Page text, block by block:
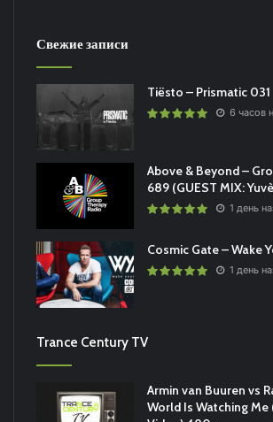
Свежие записи
Tiësto – Prismatic 031
6 часов
Above & Beyond –
689 (GUEST MIX:
1 день
Cosmic Gate – Wake
1 день
Trance Century TV
Armin van Buuren vs
World Is Watching